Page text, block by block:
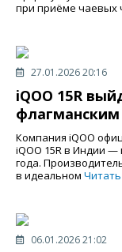
при приёме чаевых
27.01.2026 20:16
iQOO 15R
флагманским
Компания iQOO
iQOO 15R в Индии —
года.
в идеальном
06.01.2026 21:02